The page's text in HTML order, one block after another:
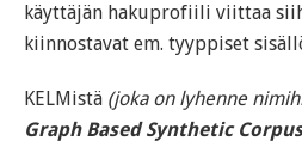
käyttäjän hakuprofiili viittaa
kiinnostavat em. tyyppiset
KELMistä (joka on lyhenne
Graph Based Synthetic